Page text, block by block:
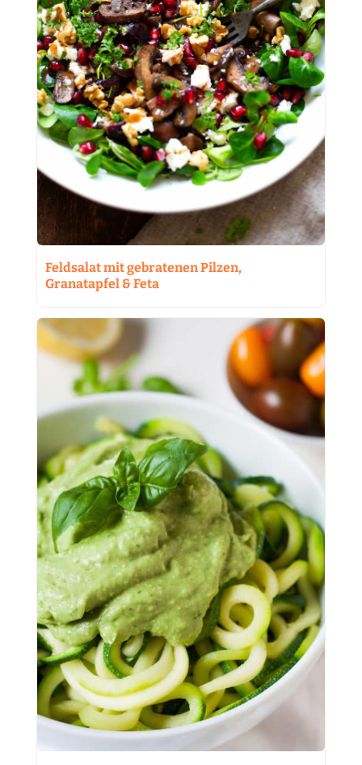
Feldsalat mit gebratenen Pilzen,
Granatapfel & Feta